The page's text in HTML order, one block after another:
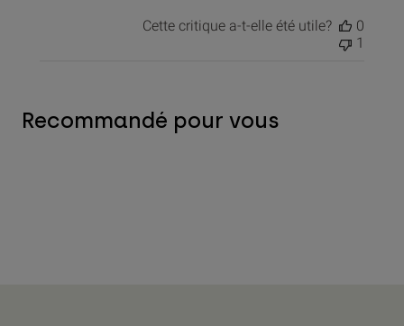
Cette critique a-t-elle été utile?
0
1
Recommandé pour vous